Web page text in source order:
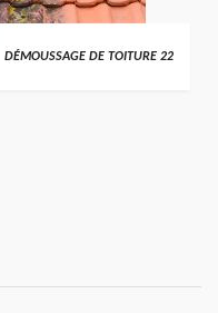
DÉMOUSSAGE DE TOITURE 22